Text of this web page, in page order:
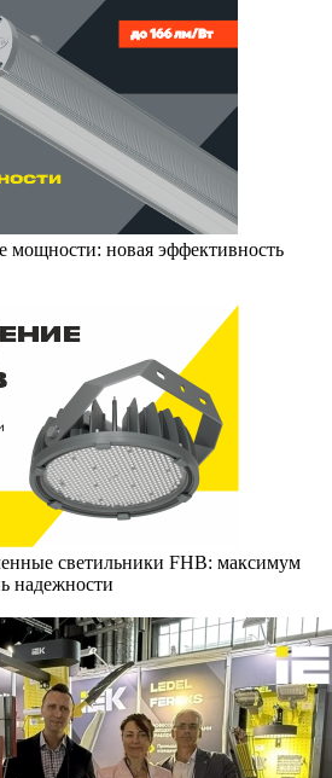
мощности: новая эффективность
светильники FHB: максимум
надежности